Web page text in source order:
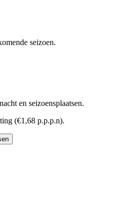
seizoen.
en seizoensplaatsen.
(€1,68 p.p.p.n).